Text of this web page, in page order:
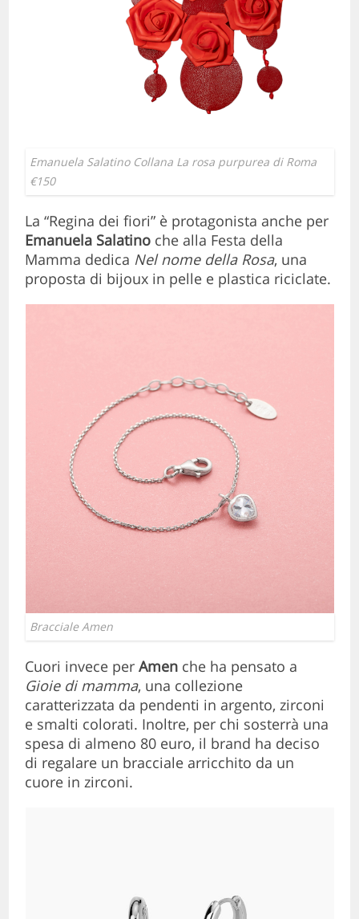
Emanuela Salatino Collana La rosa purpurea di Roma
€150
La “Regina dei fiori” è protagonista anche per
Emanuela Salatino che alla Festa della
Mamma dedica Nel nome della Rosa, una
proposta di bijoux in pelle e plastica riciclate.
Bracciale Amen
Cuori invece perAmen che ha pensato a
Gioie di mamma, una collezione
caratterizzata da pendenti in argento, zirconi
e smalti colorati. Inoltre, per chi sosterrà una
spesa di almeno 80 euro, il brand ha deciso
di regalare un bracciale arricchito da un
cuore in zirconi.